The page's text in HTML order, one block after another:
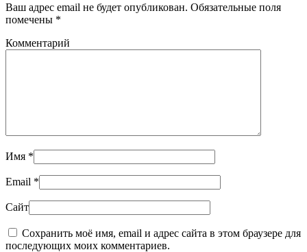
Ваш адрес email не будет опубликован. Обязательные поля
помечены *
Комментарий
Имя *
Email *
Сайт
Сохранить моё имя, email и адрес сайта в этом браузере для
последующих моих комментариев.